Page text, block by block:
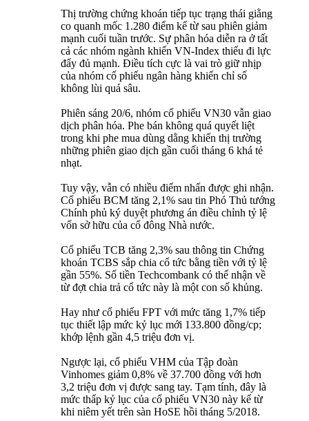
Thị trường chứng khoán tiếp tục trạng thái giằng
co quanh mốc 1.280 điểm kể từ sau phiên giảm
mạnh cuối tuần trước. Sự phân hóa diễn ra ở tất
cả các nhóm ngành khiến VN-Index thiếu đi lực
đẩy đủ mạnh. Điều tích cực là vai trò giữ nhịp
của nhóm cổ phiếu ngân hàng khiến chỉ số
không lùi quá sâu.
Phiên sáng 20/6, nhóm cổ phiếu VN30 vẫn giao
dịch phân hóa. Phe bán không quá quyết liệt
trong khi phe mua dùng dằng khiến thị trường
những phiên giao dịch gần cuối tháng 6 khá tẻ
nhạt.
Tuy vậy, vẫn có nhiều điểm nhấn được ghi nhận.
Cổ phiếu BCM tăng 2,1% sau tin Phó Thủ tướng
Chính phủ ký duyệt phương án điều chỉnh tỷ lệ
vốn sở hữu của cổ đông Nhà nước.
Cổ phiếu TCB tăng 2,3% sau thông tin Chứng
khoán TCBS sắp chia cổ tức bằng tiền với tỷ lệ
gần 55%. Số tiền Techcombank có thể nhận về
từ đợt chia trả cổ tức này là một con số khủng.
Hay như cổ phiếu FPT với mức tăng 1,7% tiếp
tục thiết lập mức kỷ lục mới 133.800 đồng/cp;
khớp lệnh gần 4,5 triệu đơn vị.
Ngược lại, cổ phiếu VHM của Tập đoàn
Vinhomes giảm 0,8% về 37.700 đồng với hơn
3,2 triệu đơn vị được sang tay. Tạm tính, đây là
mức thấp kỷ lục của cổ phiếu VN30 này kể từ
khi niêm yết trên sàn HoSE hồi tháng 5/2018.